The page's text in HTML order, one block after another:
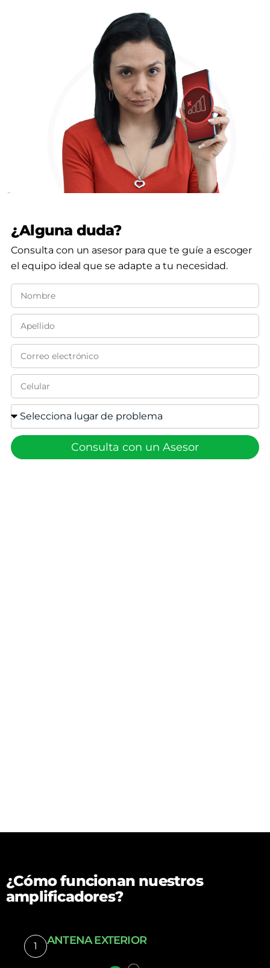
¿Alguna duda?
Consulta con un asesor para que te guíe a escoger
el equipo ideal que se adapte a tu necesidad.
Consulta con un Asesor
¿Cómo funcionan nuestros
amplificadores?
1 ANTENA EXTERIOR